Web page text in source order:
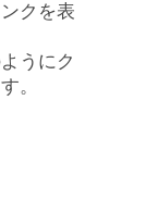
クを表
うにク
。